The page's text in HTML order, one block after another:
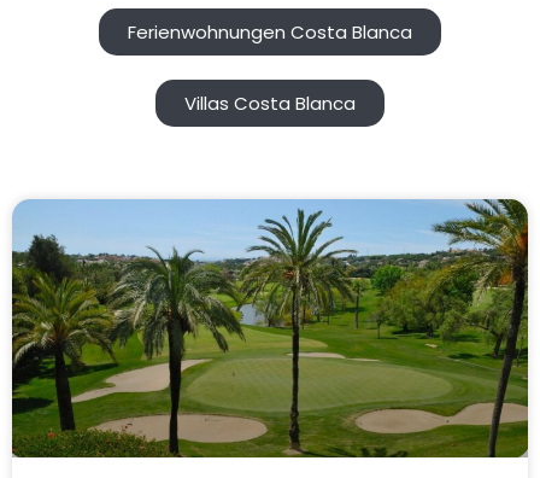
Ferienwohnungen Costa Blanca
Villas Costa Blanca